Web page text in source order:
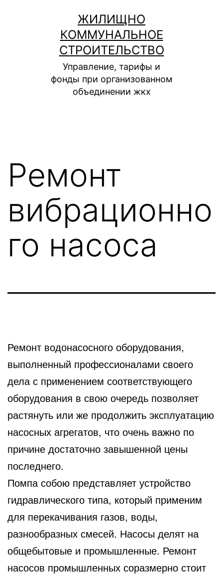
содержимому
ЖИЛИЩНО
КОММУНАЛЬНОЕ
СТРОИТЕЛЬСТВО
Управление, тарифы и
фонды при организованном
объединении жкх
Ремонт
вибрационно
го насоса
Ремонт водонасосного оборудования,
выполненный профессионалами своего
дела с применением соответствующего
оборудования в свою очередь позволяет
растянуть или же продолжить эксплуатацию
насосных агрегатов, что очень важно по
причине достаточно завышенной цены
последнего.
Помпа собою представляет устройство
гидравлического типа, который применим
для перекачивания газов, воды,
разнообразных смесей. Насосы делят на
общебытовые и промышленные. Ремонт
насосов промышленных соразмерно стоит